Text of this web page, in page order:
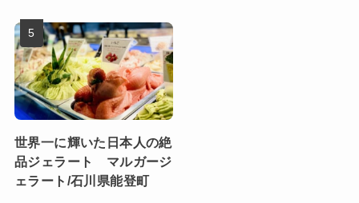
世界一に輝いた日本人の絶
品ジェラート マルガージ
ェラート/石川県能登町